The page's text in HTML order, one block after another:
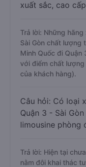
xuất sắc, cao
Trả lời: Những hãng
Sài Gòn chất lượng
Minh Quốc đi Quận
với điểm chất
của khách hàng).
Câu hỏi: Có loại
Quận 3 - Sài
limousine phòng
Trả lời: Hiện tại
nằm đôi khai thác